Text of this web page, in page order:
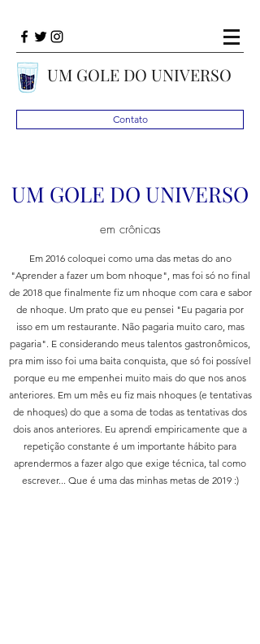
UM GOLE DO UNIVERSO
Contato
UM GOLE DO UNIVERSO
em crônicas
Em 2016 coloquei como uma das metas do ano
"Aprender a fazer um bom nhoque", mas foi só no final
de 2018 que finalmente fiz um nhoque com cara e sabor
de nhoque. Um prato que eu pensei "Eu pagaria por
isso em um restaurante. Não pagaria muito caro, mas
pagaria". E considerando meus talentos gastronômicos,
pra mim isso foi uma baita conquista, que só foi possível
porque eu me empenhei muito mais do que nos anos
anteriores. Em um mês eu fiz mais nhoques (e tentativas
de nhoques) do que a soma de todas as tentativas dos
dois anos anteriores. Eu aprendi empiricamente que a
repetição constante é um importante hábito para
aprendermos a fazer algo que exige técnica, tal como
escrever... Que é uma das minhas metas de 2019 :)